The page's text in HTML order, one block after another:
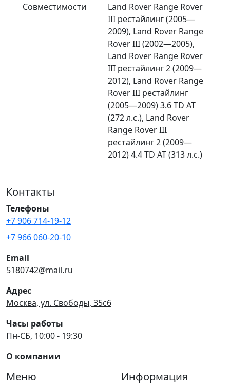
Совместимости
Land Rover Range Rover
III рестайлинг (2005—
2009), Land Rover Range
Rover III (2002—2005),
Land Rover Range Rover
III рестайлинг 2 (2009—
2012), Land Rover Range
Rover III рестайлинг
(2005—2009) 3.6 TD AT
(272 л.с.), Land Rover
Range Rover III
рестайлинг 2 (2009—
2012) 4.4 TD AT (313 л.с.)
Контакты
Телефоны
+7 906 714-19-12
+7 966 060-20-10
Email
5180742@mail.ru
Адрес
Москва, ул. Свободы, 35с6
Часы работы
Пн-СБ, 10:00 - 19:30
О компании
Меню Информация